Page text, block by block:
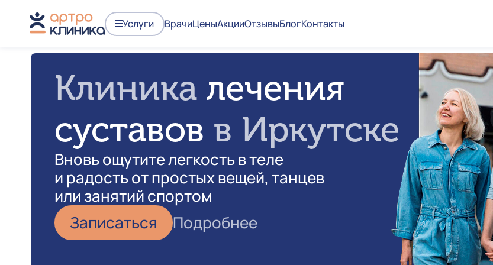
Услуги ВрачиЦеныАкцииОтзывыБлогКонтакты
Клиника лечения
суставов в Иркутске
Вновь ощутите легкость в теле
и радость от простых вещей, танцев
или занятий спортом
Записаться
Подробнее